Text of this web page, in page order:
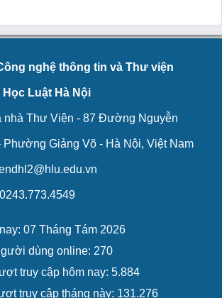
nghệ thông tin và Thư viện
Luật Hà Nội
nhà Thư Viện - 87 Đường Nguyễn
Phường Giảng Võ - Hà Nội, Việt Nam
0243.773.4549
07 Tháng Tám 2026
dùng online: 270
truy cập hôm nay: 5.884
truy cập tháng này: 131.276